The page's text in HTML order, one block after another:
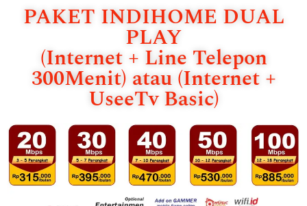
PAKET INDIHOME DUAL
PLAY
(Internet + Line Telepon
300Menit) atau (Internet +
UseeTv Basic)